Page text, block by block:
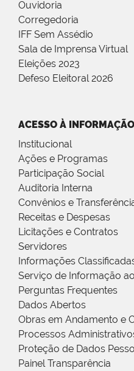
Ouvidoria
Corregedoria
IFF Sem Assédio
Sala de Imprensa Virtual
Eleições 2023
Defeso Eleitoral 2026
ACESSO À INFORMAÇÃO
Institucional
Ações e Programas
Participação Social
Auditoria Interna
Convênios e
Receitas e Despesas
Licitações e Contratos
Servidores
Informações
Serviço de Informação
Perguntas Frequentes
Dados Abertos
Obras em Andamento e
Processos
Proteção de Dados
Painel Transparência